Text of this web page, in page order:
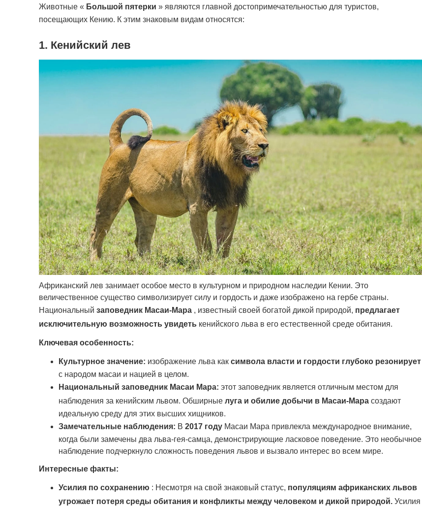
Животные « Большой пятерки » являются главной достопримечательностью для туристов,
посещающих Кению. К этим знаковым видам относятся:
1. Кенийский лев
Африканский лев занимает особое место в культурном и природном наследии Кении. Это
величественное существо символизирует силу и гордость и даже изображено на гербе страны.
Национальный заповедник Масаи-Мара, известный своей богатой дикой природой, предлагает
исключительную возможность увидетькенийского льва в его естественной среде обитания.
Ключевая особенность:
Культурное значение: изображение льва как символа власти и гордости глубоко резонирует
с народом масаи и нацией в целом.
Национальный заповедник Масаи Мара: этот заповедник является отличным местом для
наблюдения за кенийским львом. Обширные луга и обилие добычи в Масаи-Марасоздают
идеальную среду для этих высших хищников.
Замечательные наблюдения: В 2017 годуМасаи Мара привлекла международное внимание,
когда были замечены два льва-гея-самца, демонстрирующие ласковое поведение. Это необычное
наблюдение подчеркнуло сложность поведения львов и вызвало интерес во всем мире.
Интересные факты:
Усилия по сохранению : Несмотря на свой знаковый статус, популяциям африканских львов
угрожает потеря среды обитания и конфликты между человеком и дикой природой. Усилия